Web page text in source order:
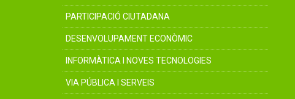
PARTICIPACIÓ CIUTADANA
DESENVOLUPAMENT ECONÒMIC
INFORMÀTICA I NOVES TECNOLOGIES
VIA PÚBLICA I SERVEIS